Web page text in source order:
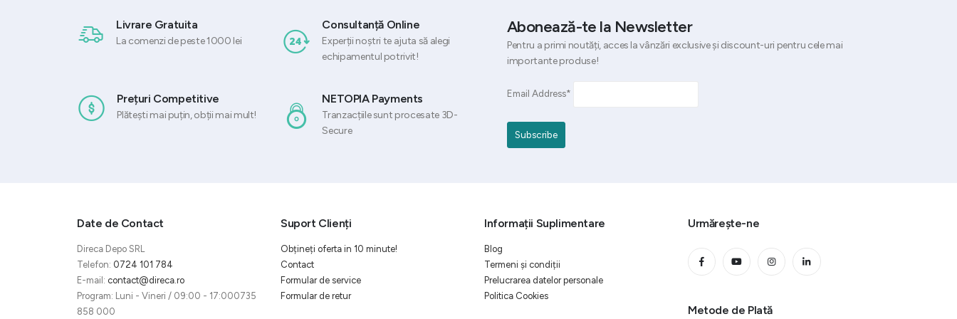
Livrare Gratuita
La comenzi de peste 1000 lei
Consultanță Online
Experții noștri te ajuta să alegi
echipamentul potrivit!
Prețuri Competitive
Plătești mai puțin, obții mai mult!
NETOPIA Payments
Tranzacțiile sunt procesate 3D-
Secure
Abonează-te la Newsletter
Pentru a primi noutăți, acces la vânzări exclusive și discount-uri pentru cele mai
importante produse!
Email Address*
Date de Contact
Direca Depo SRL
Telefon: 0724 101 784
E-mail: contact@direca.ro
Program: Luni - Vineri / 09:00 - 17:000735
858 000
Suport Clienți
Obțineți oferta in 10 minute!
Contact
Formular de service
Formular de retur
Informații Suplimentare
Blog
Termeni și condiții
Prelucrarea datelor personale
Politica Cookies
Urmărește-ne
Metode de Plată